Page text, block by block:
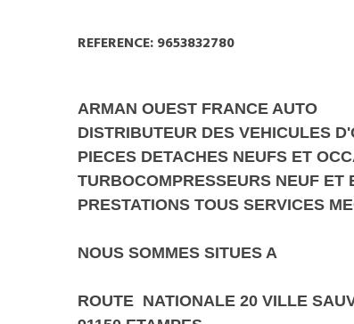
REFERENCE: 9653832780
ARMAN OUEST FRANCE AUTO
DISTRIBUTEUR DES VEHICULES
PIECES DETACHES NEUFS ET
TURBOCOMPRESSEURS NEUF ET
PRESTATIONS TOUS SERVICES
NOUS SOMMES SITUES A
ROUTE NATIONALE 20 VILLE